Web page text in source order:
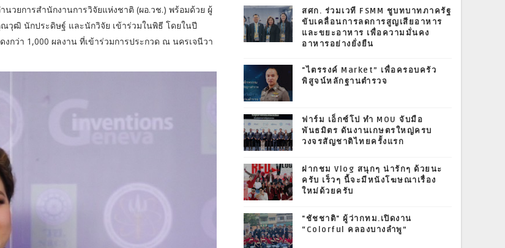
วยการสำนักงานการวิจัยแห่งชาติ (ผอ.วช.) พร้อมด้วย ผู้
วุฒิ นักประดิษฐ์ และนักวิจัย เข้าร่วมในพิธี โดยในปี
กว่า 1,000 ผลงาน ที่เข้าร่วมการประกวด ณ นครเจนีวา
สศก. ร่วมเวที FSMM ชูบทบาทภาครัฐ
ขับเคลื่อนการลดการสูญเสียอาหาร
และขยะอาหาร เพื่อความมั่นคง
อาหารอย่างยั่งยืน
"ไตรรงค์ Market” เพื่อครอบครัว
พิสูจน์หลักฐานตำรวจ
ฟาร์ม เอ็กซ์โป ทำ MOU จับมือ
พันธมิตร ดันงานเกษตรใหญ่ครบ
วงจรสัญชาติไทยครั้งแรก
ฝากชม Vlog สนุกๆ น่ารักๆ ด้วยนะ
ครับ เร็วๆ นี้จะมีหนังโฆษณาเรื่อง
ใหม่ด้วยครับ
"ชัชชาติ" ผู้ว่ากทม.เปิดงาน
“Colorful คลองบางลำพู”